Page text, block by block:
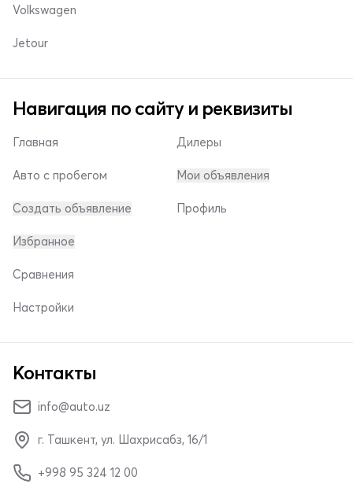
Volkswagen
Jetour
Навигация по сайту и реквизиты
Главная
Авто с пробегом
Создать объявление
Дилеры
Мои объявления
Профиль
Избранное
Сравнения
Настройки
Контакты
info@auto.uz
г. Ташкент, ул. Шахрисабз, 16/1
+998 95 324 12 00